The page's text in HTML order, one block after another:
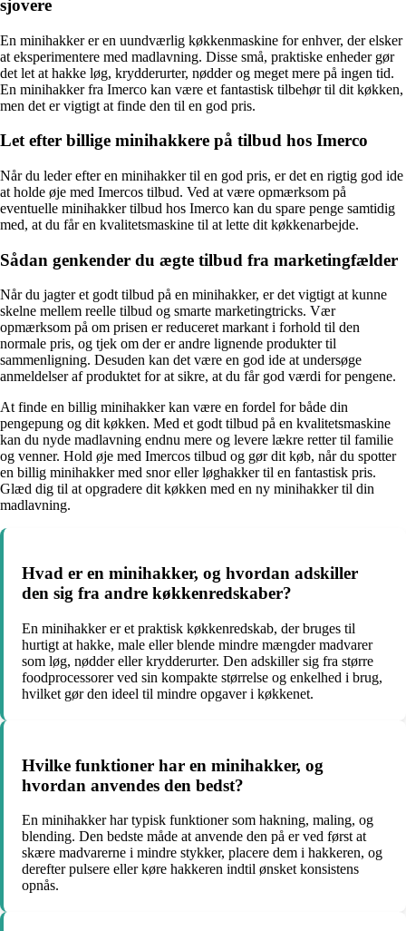
sjovere
En minihakker er en uundværlig køkkenmaskine for enhver, der elsker
at eksperimentere med madlavning. Disse små, praktiske enheder gør
det let at hakke løg, krydderurter, nødder og meget mere på ingen tid.
En minihakker fra Imerco kan være et fantastisk tilbehør til dit køkken,
men det er vigtigt at finde den til en god pris.
Let efter billige minihakkere på tilbud hos Imerco
Når du leder efter en minihakker til en god pris, er det en rigtig god ide
at holde øje med Imercos tilbud. Ved at være opmærksom på
eventuelle minihakker tilbud hos Imerco kan du spare penge samtidig
med, at du får en kvalitetsmaskine til at lette dit køkkenarbejde.
Sådan genkender du ægte tilbud fra marketingfælder
Når du jagter et godt tilbud på en minihakker, er det vigtigt at kunne
skelne mellem reelle tilbud og smarte marketingtricks. Vær
opmærksom på om prisen er reduceret markant i forhold til den
normale pris, og tjek om der er andre lignende produkter til
sammenligning. Desuden kan det være en god ide at undersøge
anmeldelser af produktet for at sikre, at du får god værdi for pengene.
At finde en billig minihakker kan være en fordel for både din
pengepung og dit køkken. Med et godt tilbud på en kvalitetsmaskine
kan du nyde madlavning endnu mere og levere lækre retter til familie
og venner. Hold øje med Imercos tilbud og gør dit køb, når du spotter
en billig minihakker med snor eller løghakker til en fantastisk pris.
Glæd dig til at opgradere dit køkken med en ny minihakker til din
madlavning.
Hvad er en minihakker, og hvordan adskiller
den sig fra andre køkkenredskaber?
En minihakker er et praktisk køkkenredskab, der bruges til
hurtigt at hakke, male eller blende mindre mængder madvarer
som løg, nødder eller krydderurter. Den adskiller sig fra større
foodprocessorer ved sin kompakte størrelse og enkelhed i brug,
hvilket gør den ideel til mindre opgaver i køkkenet.
Hvilke funktioner har en minihakker, og
hvordan anvendes den bedst?
En minihakker har typisk funktioner som hakning, maling, og
blending. Den bedste måde at anvende den på er ved først at
skære madvarerne i mindre stykker, placere dem i hakkeren, og
derefter pulsere eller køre hakkeren indtil ønsket konsistens
opnås.